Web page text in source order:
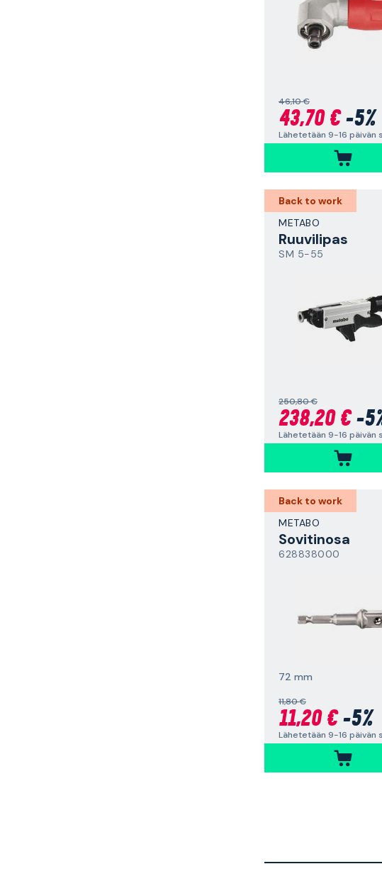
46,10 €
43,70 €-5%
Lähetetään 9-16 päivän
Back to work
METABO
Ruuvilipas
SM 5-55
250,80 €
238,20 €-
Lähetetään 9-16 päivän
Back to work
METABO
Sovitinosa
628838000
72 mm
11,80 €
11,20 €-5%
Lähetetään 9-16 päivän